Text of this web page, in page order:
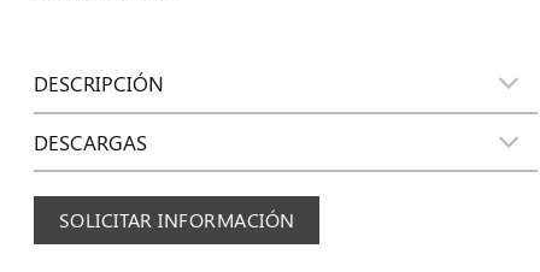
DESCRIPCIÓN
DESCARGAS
SOLICITAR INFORMACIÓN